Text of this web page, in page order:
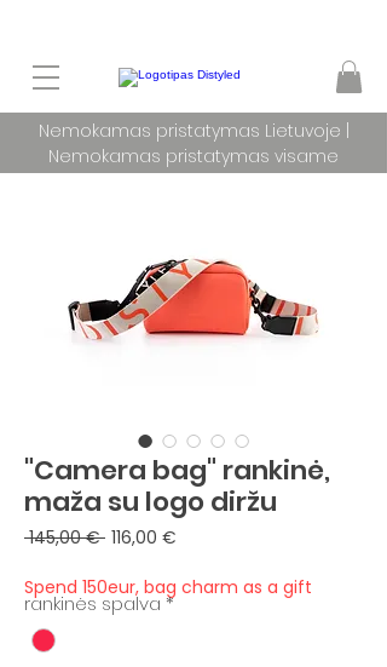
Nemokamas pristatymas Lietuvoje |
Nemokamas pristatymas visame
"Camera bag" rankinė,
maža su logo diržu
145,00 € Įprastinė
116,00 €
Spend 150eur, bag charm as a gift
rankinės spalva *